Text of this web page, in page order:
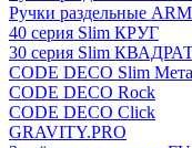
Ручки раздельные
40 серия Slim КРУГ
30 серия Slim
CODE DECO Slim
CODE DECO Rock
CODE DECO Click
GRAVITY.PRO